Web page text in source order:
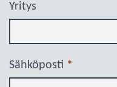
Yritys
Sähköposti *